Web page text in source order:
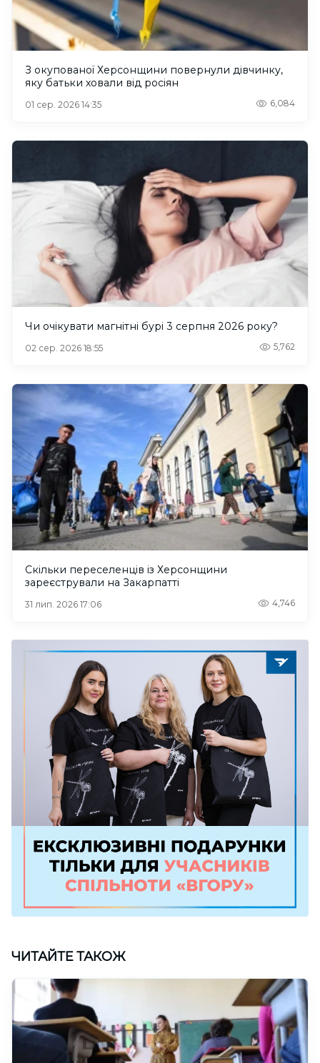
З окупованої Херсонщини повернули дівчинку,
яку батьки ховали від росіян
01 сер. 2026 14:35 6,084
Чи очікувати магнітні бурі 3 серпня 2026 року?
02 сер. 2026 18:55 5,762
Скільки переселенців із Херсонщини
зареєстрували на Закарпатті
31 лип. 2026 17:06 4,746
ЧИТАЙТЕ ТАКОЖ